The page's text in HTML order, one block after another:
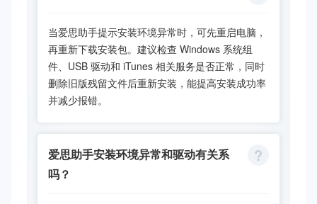
当爱思助手提示安装环境异常时，可先重启电脑，
再重新下载安装包。建议检查 Windows 系统组
件、USB 驱动和 iTunes 相关服务是否正常，同时
删除旧版残留文件后重新安装，能提高安装成功率
并减少报错。
爱思助手安装环境异常和驱动有关系
吗？